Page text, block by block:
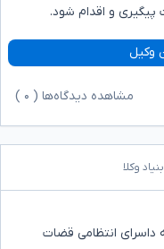
پیگیری و اقدام شود.
وکیل
مشاهده دیدگاه‌ها ( ۰
وکلا
داسرای انتظامی قضات